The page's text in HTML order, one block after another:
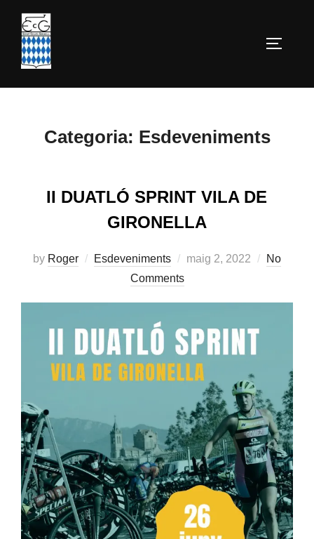
content
Categoria: Esdeveniments
II DUATLÓ SPRINT VILA DE
GIRONELLA
by Roger Esdeveniments
Posted
maig 2, 2022
No
Comments